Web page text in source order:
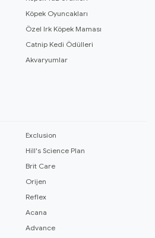
Köpek Oyuncakları
Özel Irk Köpek Maması
Catnip Kedi Ödülleri
Akvaryumlar
Exclusion
Hill's Science Plan
Brit Care
Orijen
Reflex
Acana
Advance